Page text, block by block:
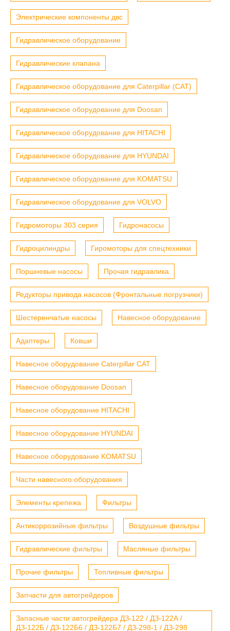
Электрические компоненты двс
Гидравлическое оборудование
Гидравлические клапана
Гидравлическое оборудование для Caterpillar (CAT)
Гидравлическое оборудование для Doosan
Гидравлическое оборудование для HITACHI
Гидравлическое оборудование для HYUNDAI
Гидравлическое оборудование для KOMATSU
Гидравлическое оборудование для VOLVO
Гидромоторы 303 серия Гидронасосы
Гидроцилиндры Гиромоторы для спецтехники
Поршневые насосы Прочая гидравлика
Редукторы привода насосов (Фронтальные погрузчики)
Шестеренчатые насосы Навесное оборудование
Адаптеры Ковши
Навесное оборудование Caterpillar CAT
Навесное оборудование Doosan
Навесное оборудование HITACHI
Навесное оборудование HYUNDAI
Навесное оборудование KOMATSU
Части навесного оборудования
Элементы крепежа Фильтры
Антикоррозийные фильтры Воздушные фильтры
Гидравлические фильтры Масляные фильтры
Прочие фильтры Топливные фильтры
Запчасти для автогрейдеров
Запасные части автогрейдера ДЗ-122 / ДЗ-122А /
ДЗ-122Б / ДЗ-122Б6 / ДЗ-122Б7 / ДЗ-298-1 / ДЗ-298